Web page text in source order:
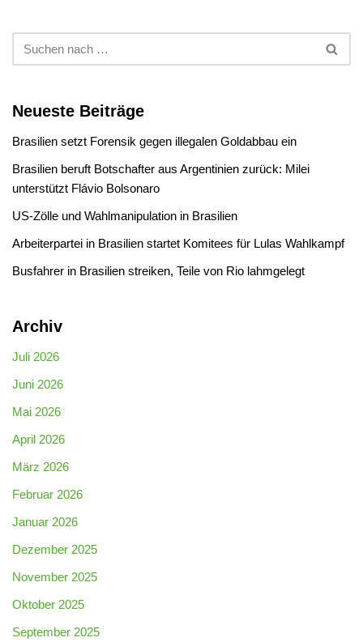
Neueste Beiträge
Brasilien setzt Forensik gegen illegalen Goldabbau ein
Brasilien beruft Botschafter aus Argentinien zurück: Milei
unterstützt Flávio Bolsonaro
US-Zölle und Wahlmanipulation in Brasilien
Arbeiterpartei in Brasilien startet Komitees für Lulas Wahlkampf
Busfahrer in Brasilien streiken, Teile von Rio lahmgelegt
Archiv
Juli 2026
Juni 2026
Mai 2026
April 2026
März 2026
Februar 2026
Januar 2026
Dezember 2025
November 2025
Oktober 2025
September 2025